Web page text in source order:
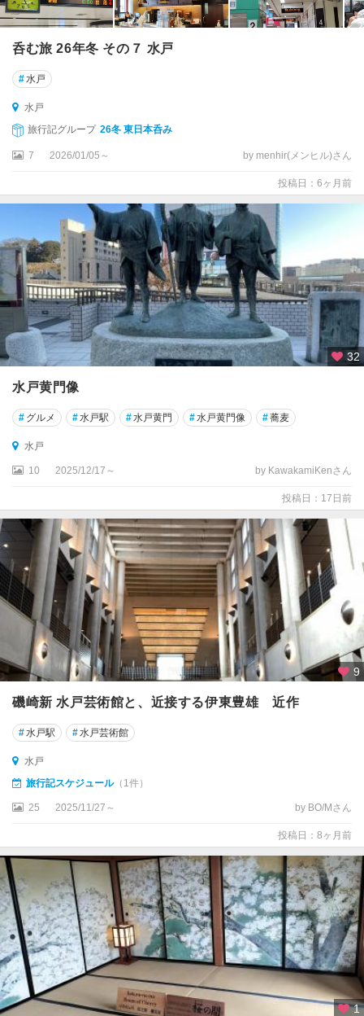
呑む旅 26年冬 その７ 水戸
#水戸
水戸
旅行記グループ 26冬 東日本呑み
7 2026/01/05～ by menhir(メンヒル)さん
投稿日：6ヶ月前
32
水戸黄門像
# グルメ #水戸駅 #水戸黄門 #水戸黄門像 #蕎麦
水戸
10 2025/12/17～ by KawakamiKenさん
投稿日：17日前
9
磯崎新 水戸芸術館と、近接する伊東豊雄 近作
#水戸駅 #水戸芸術館
水戸
旅行記スケジュール（1件）
25 2025/11/27～ by BO/Mさん
投稿日：8ヶ月前
1